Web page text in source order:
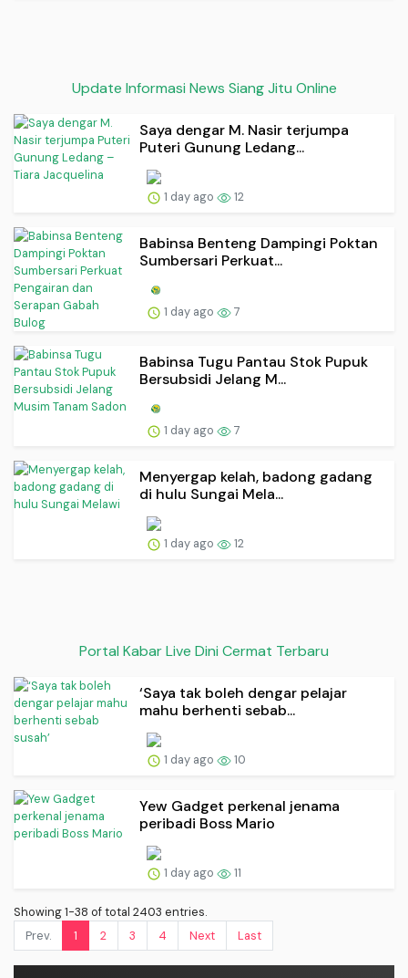
Update Informasi News Siang Jitu Online
Saya dengar M. Nasir terjumpa
Puteri Gunung Ledang...
1 day ago 12
Babinsa Benteng Dampingi Poktan
Sumbersari Perkuat...
1 day ago 7
Babinsa Tugu Pantau Stok Pupuk
Bersubsidi Jelang M...
1 day ago 7
Menyergap kelah, badong gadang
di hulu Sungai Mela...
1 day ago 12
Portal Kabar Live Dini Cermat Terbaru
‘Saya tak boleh dengar pelajar
mahu berhenti sebab...
1 day ago 10
Yew Gadget perkenal jenama
peribadi Boss Mario
1 day ago 11
Showing 1-38 of total 2403 entries.
Prev.
1 2 3 4 Next Last